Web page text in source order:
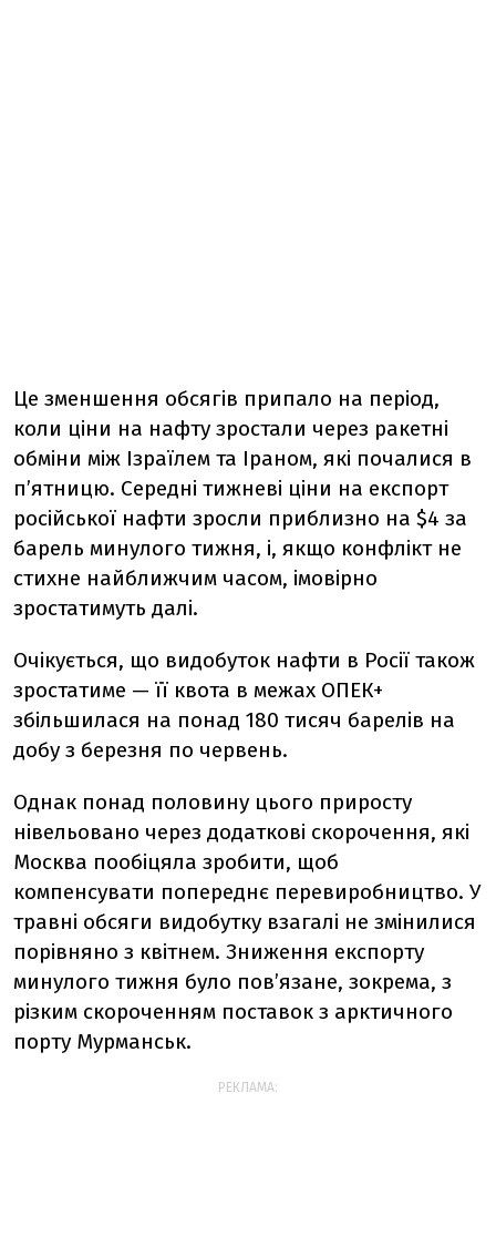
Це зменшення обсягів припало на період,
коли ціни на нафту зростали через ракетні
обміни між Ізраїлем та Іраном, які почалися в
п’ятницю. Середні тижневі ціни на експорт
російської нафти зросли приблизно на $4 за
барель минулого тижня, і, якщо конфлікт не
стихне найближчим часом, імовірно
зростатимуть далі.
Очікується, що видобуток нафти в Росії також
зростатиме — її квота в межах ОПЕК+
збільшилася на понад 180 тисяч барелів на
добу з березня по червень.
Однак понад половину цього приросту
нівельовано через додаткові скорочення, які
Москва пообіцяла зробити, щоб
компенсувати попереднє перевиробництво. У
травні обсяги видобутку взагалі не змінилися
порівняно з квітнем. Зниження експорту
минулого тижня було пов’язане, зокрема, з
різким скороченням поставок з арктичного
порту Мурманськ.
РЕКЛАМА: